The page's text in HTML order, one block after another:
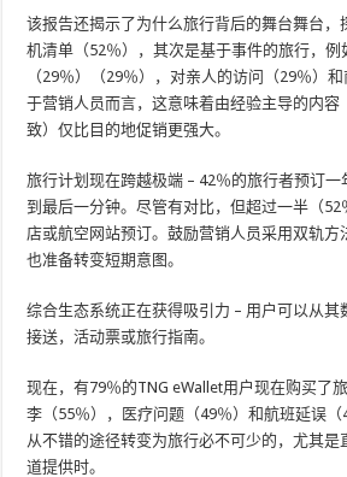
该报告还揭示了为什么旅行背后的舞台舞台，
机清单（52％），其次是基于事件的旅行，例
（29％）（29％），对亲人的访问（29％）
于营销人员而言，这意味着由经验主导的内容
致）仅比目的地促销更强大。
旅行计划现在跨越极端 – 42％的旅行者预订
到最后一分钟。尽管有对比，但超过一半（
店或航空网站预订。鼓励营销人员采用双轨方
也准备转变短期意图。
综合生态系统正在获得吸引力 – 用户可以从
接送，活动票或旅行指南。
现在，有79％的TNG eWallet用户现在购买了
李（55％），医疗问题（49％）和航班延误
从不错的途径转变为旅行必不可少的，尤其是
道提供时。